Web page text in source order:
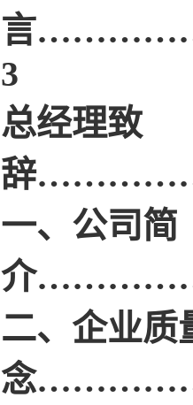
言
3
总经理致
辞
一、公司简
介
二、企业质
念